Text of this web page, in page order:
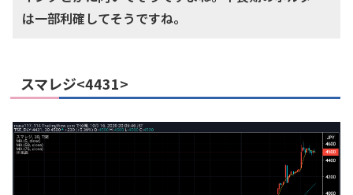
は一部利確してそうですね。
スマレジ<4431>